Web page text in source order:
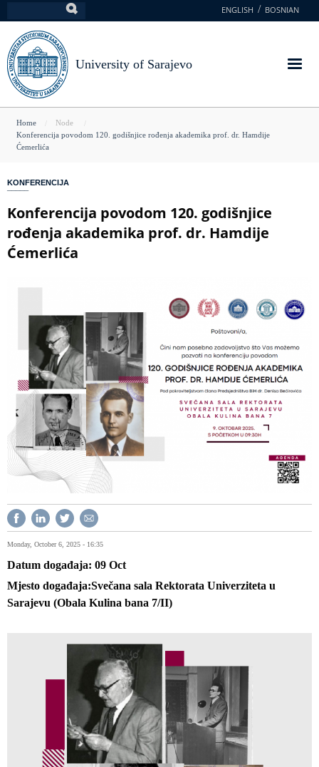
to
main
content
ENGLISH BOSNIAN
University of Sarajevo
You
are
Home
Node
Konferencija povodom 120. godišnjice rođenja akademika prof. dr. Hamdije
Ćemerlića
KONFERENCIJA
Konferencija povodom 120. godišnjice
rođenja akademika prof. dr. Hamdije
Ćemerlića
Monday, October 6, 2025 - 16:35
Datum događaja 09 Oct
Mjesto događaja Svečana sala Rektorata Univerziteta u
Sarajevu (Obala Kulina bana 7/II)